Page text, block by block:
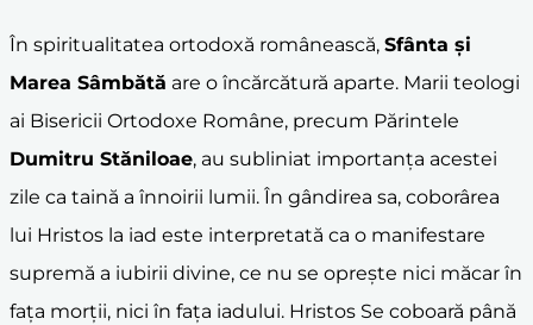
În spiritualitatea ortodoxă românească, Sfânta și
Marea Sâmbătă are o încărcătură aparte. Marii teologi
ai Bisericii Ortodoxe Române, precum Părintele
Dumitru Stăniloae, au subliniat importanța acestei
zile ca taină a înnoirii lumii. În gândirea sa, coborârea
lui Hristos la iad este interpretată ca o manifestare
supremă a iubirii divine, ce nu se oprește nici măcar în
fața morții, nici în fața iadului. Hristos Se coboară până